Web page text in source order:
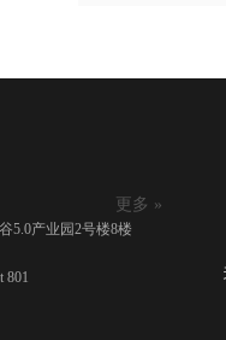
更多 »
5.0产业园2号楼8楼
801